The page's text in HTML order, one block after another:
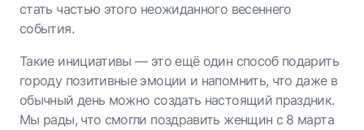
стать частью этого неожиданного весеннего
события.
Такие инициативы — это ещё один способ подарить
городу позитивные эмоции и напомнить, что даже в
обычный день можно создать настоящий праздник.
Мы рады, что смогли поздравить женщин с 8 марта